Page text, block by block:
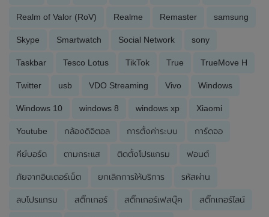
Realm of Valor (RoV) Realme Remaster samsung
Skype Smartwatch Social Network sony
Taskbar Tesco Lotus TikTok True TrueMove H
Twitter usb VDO Streaming Vivo Windows
Windows 10 windows 8 windows xp Xiaomi
Youtube กล้องดิจิตอล การตั้งค่าระบบ การ์ดจอ
คีย์บอร์ด ตามกระแส ติดตั้งโปรแกรม ฟอนต์
ภัยจากอินเตอร์เน็ต ยกเลิกการให้บริการ รหัสผ่าน
ลบโปรแกรม สติ๊กเกอร์ สติ๊กเกอร์เฟสบุ๊ค สติ๊กเกอร์ไลน์